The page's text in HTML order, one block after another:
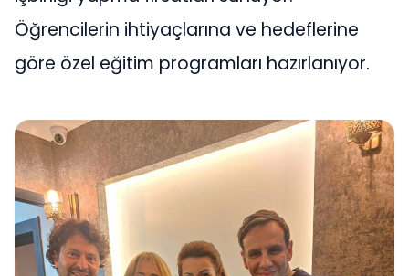
Öğrencilerin ihtiyaçlarına ve hedeflerine
göre özel eğitim programları hazırlanıyor.